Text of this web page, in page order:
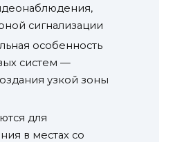
сигнализации
особенность
систем —
узкой зоны
для
в местах со